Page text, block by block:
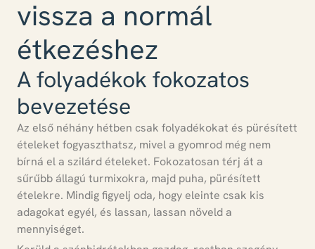
vissza a normál
étkezéshez
A folyadékok fokozatos
bevezetése
Az első néhány hétben csak folyadékokat és pürésített
ételeket fogyaszthatsz, mivel a gyomrod még nem
bírná el a szilárd ételeket. Fokozatosan térj át a
sűrűbb állagú turmixokra, majd puha, pürésített
ételekre. Mindig figyelj oda, hogy eleinte csak kis
adagokat egyél, és lassan, lassan növeld a
mennyiséget.